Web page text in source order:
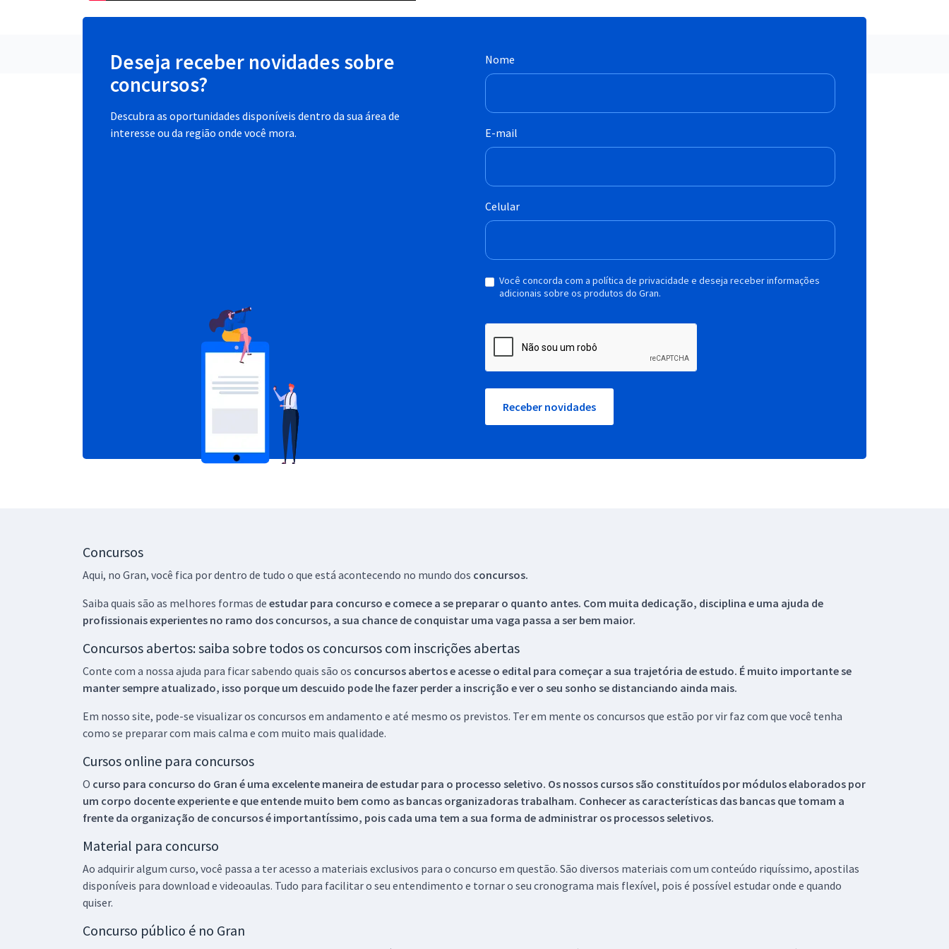
Deseja receber novidades sobre
concursos?
Descubra as oportunidades disponíveis dentro da sua área de
interesse ou da região onde você mora.
Nome
E-mail
Celular
Você concorda com a política de privacidade e deseja receber informações
adicionais sobre os produtos do Gran.
Receber novidades
Concursos
Aqui, no Gran, você fica por dentro de tudo o que está acontecendo no mundo dos concursos.
Saiba quais são as melhores formas de estudar para concurso e comece a se preparar o quanto antes. Com muita dedicação, disciplina e uma ajuda de
profissionais experientes no ramo dos concursos, a sua chance de conquistar uma vaga passa a ser bem maior.
Concursos abertos: saiba sobre todos os concursos com inscrições abertas
Conte com a nossa ajuda para ficar sabendo quais são os concursos abertos e acesse o edital para começar a sua trajetória de estudo. É muito importante se
manter sempre atualizado, isso porque um descuido pode lhe fazer perder a inscrição e ver o seu sonho se distanciando ainda mais.
Em nosso site, pode-se visualizar os concursos em andamento e até mesmo os previstos. Ter em mente os concursos que estão por vir faz com que você tenha
como se preparar com mais calma e com muito mais qualidade.
Cursos online para concursos
O curso para concurso do Gran é uma excelente maneira de estudar para o processo seletivo. Os nossos cursos são constituídos por módulos elaborados por
um corpo docente experiente e que entende muito bem como as bancas organizadoras trabalham. Conhecer as características das bancas que tomam a
frente da organização de concursos é importantíssimo, pois cada uma tem a sua forma de administrar os processos seletivos.
Material para concurso
Ao adquirir algum curso, você passa a ter acesso a materiais exclusivos para o concurso em questão. São diversos materiais com um conteúdo riquíssimo, apostilas
disponíveis para download e videoaulas. Tudo para facilitar o seu entendimento e tornar o seu cronograma mais flexível, pois é possível estudar onde e quando
quiser.
Concurso público é no Gran